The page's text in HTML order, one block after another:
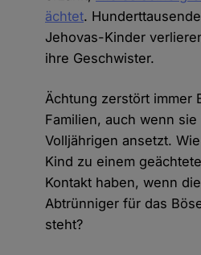
ächtet.
Jehovas-Kinder
ihre Geschwister.
Ächtung zerstört immer
Familien, auch wenn
Volljährigen ansetzt.
Kind zu einem
Kontakt haben, wenn
Abtrünniger für das
steht?